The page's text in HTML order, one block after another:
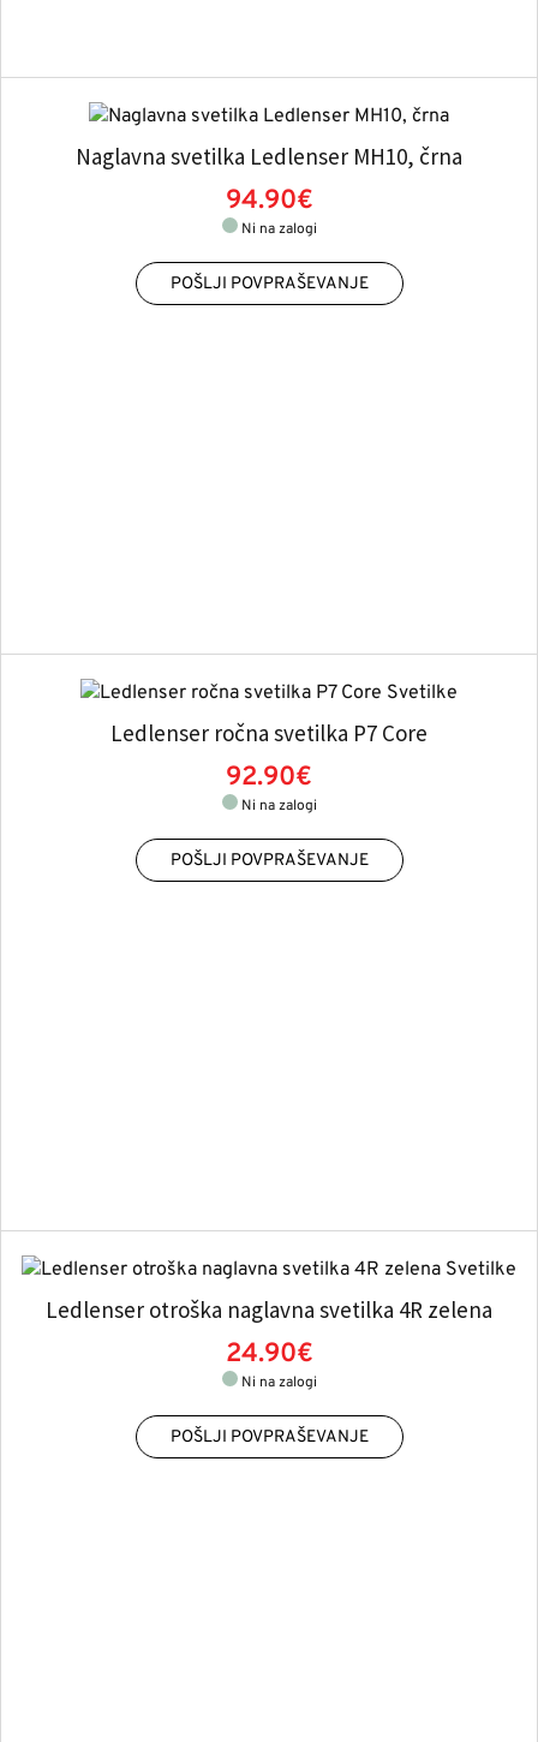
Naglavna svetilka Ledlenser MH10, črna
94.90€
Ni na zalogi
POŠLJI POVPRAŠEVANJE
Ledlenser ročna svetilka P7 Core
92.90€
Ni na zalogi
POŠLJI POVPRAŠEVANJE
Ledlenser otroška naglavna svetilka 4R zelena
24.90€
Ni na zalogi
POŠLJI POVPRAŠEVANJE